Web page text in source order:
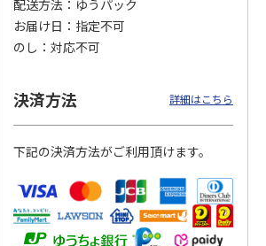
配送方法
ゆうパック
お届け日
指定不可
のし
対応不可
決済方法 詳細はこちら
下記の決済方法がご利用頂けます。